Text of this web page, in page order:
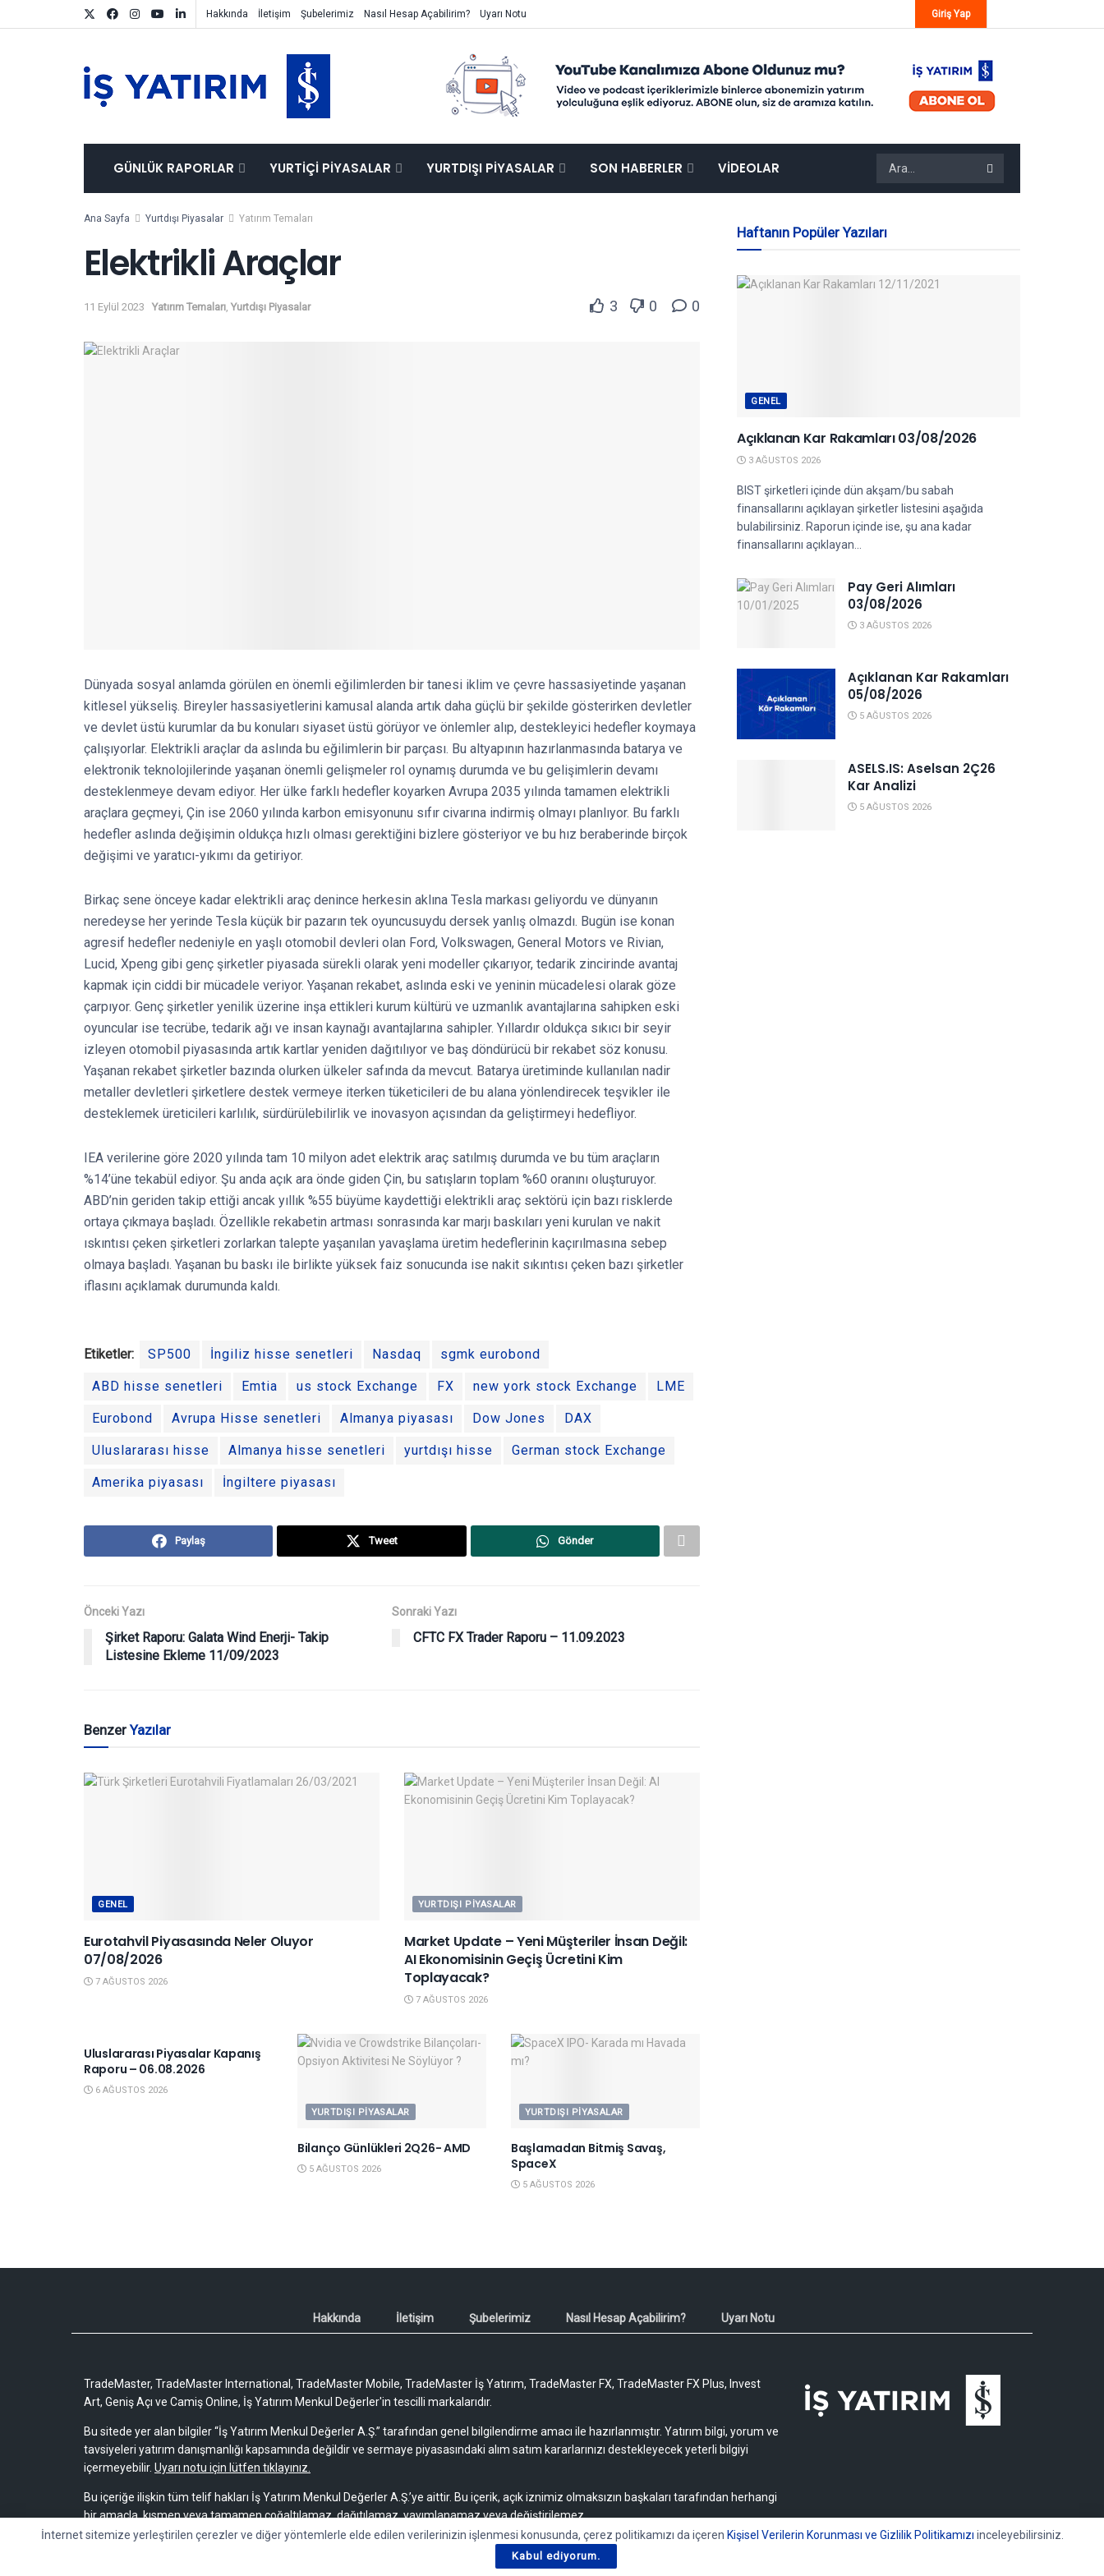
Hakkında İletişim Şubelerimiz Nasıl Hesap Açabilirim? Uyarı Notu Giriş Yap
GÜNLÜK RAPORLAR YURTIÇI PIYASALAR YURTDIŞI PIYASALAR SON HABERLER VIDEOLAR
Ana Sayfa Yurtdışı Piyasalar Yatırım Temaları
Elektrikli Araçlar
11 Eylül 2023 Yatırım Temaları Yurtdışı Piyasalar 3 0 0
Dünyada sosyal anlamda görülen en önemli eğilimlerden bir tanesi iklim ve çevre hassasiyetinde yaşanan
kitlesel yükseliş. Bireyler hassasiyetlerini kamusal alanda artık daha güçlü bir şekilde gösterirken devletler
ve devlet üstü kurumlar da bu konuları siyaset üstü görüyor ve önlemler alıp, destekleyici hedefler koymaya
çalışıyorlar. Elektrikli araçlar da aslında bu eğilimlerin bir parçası. Bu altyapının hazırlanmasında batarya ve
elektronik teknolojilerinde yaşanan önemli gelişmeler rol oynamış durumda ve bu gelişimlerin devamı
desteklenmeye devam ediyor. Her ülke farklı hedefler koyarken Avrupa 2035 yılında tamamen elektrikli
araçlara geçmeyi, Çin ise 2060 yılında karbon emisyonunu sıfır civarına indirmiş olmayı planlıyor. Bu farklı
hedefler aslında değişimin oldukça hızlı olması gerektiğini bizlere gösteriyor ve bu hız beraberinde birçok
değişimi ve yaratıcı-yıkımı da getiriyor.
Birkaç sene önceye kadar elektrikli araç denince herkesin aklına Tesla markası geliyordu ve dünyanın
neredeyse her yerinde Tesla küçük bir pazarın tek oyuncusuydu dersek yanlış olmazdı. Bugün ise konan
agresif hedefler nedeniyle en yaşlı otomobil devleri olan Ford, Volkswagen, General Motors ve Rivian,
Lucid, Xpeng gibi genç şirketler piyasada sürekli olarak yeni modeller çıkarıyor, tedarik zincirinde avantaj
kapmak için ciddi bir mücadele veriyor. Yaşanan rekabet, aslında eski ve yeninin mücadelesi olarak göze
çarpıyor. Genç şirketler yenilik üzerine inşa ettikleri kurum kültürü ve uzmanlık avantajlarına sahipken eski
oyuncular ise tecrübe, tedarik ağı ve insan kaynağı avantajlarına sahipler. Yıllardır oldukça sıkıcı bir seyir
izleyen otomobil piyasasında artık kartlar yeniden dağıtılıyor ve baş döndürücü bir rekabet söz konusu.
Yaşanan rekabet şirketler bazında olurken ülkeler safında da mevcut. Batarya üretiminde kullanılan nadir
metaller devletleri şirketlere destek vermeye iterken tüketicileri de bu alana yönlendirecek teşvikler ile
desteklemek üreticileri karlılık, sürdürülebilirlik ve inovasyon açısından da geliştirmeyi hedefliyor.
IEA verilerine göre 2020 yılında tam 10 milyon adet elektrik araç satılmış durumda ve bu tüm araçların
%14’üne tekabül ediyor. Şu anda açık ara önde giden Çin, bu satışların toplam %60 oranını oluşturuyor.
ABD’nin geriden takip ettiği ancak yıllık %55 büyüme kaydettiği elektrikli araç sektörü için bazı risklerde
ortaya çıkmaya başladı. Özellikle rekabetin artması sonrasında kar marjı baskıları yeni kurulan ve nakit
ıskıntısı çeken şirketleri zorlarkan talepte yaşanılan yavaşlama üretim hedeflerinin kaçırılmasına sebep
olmaya başladı. Yaşanan bu baskı ile birlikte yüksek faiz sonucunda ise nakit sıkıntısı çeken bazı şirketler
iflasını açıklamak durumunda kaldı.
Etiketler: SP500 İngiliz hisse senetleri Nasdaq sgmk eurobond
ABD hisse senetleri Emtia us stock Exchange FX new york stock Exchange LME
Eurobond Avrupa Hisse senetleri Almanya piyasası Dow Jones DAX
Uluslararası hisse Almanya hisse senetleri yurtdışı hisse German stock Exchange
Amerika piyasası İngiltere piyasası
Paylaş Tweet Gönder
Önceki Yazı
Şirket Raporu: Galata Wind Enerji- Takip
Listesine Ekleme 11/09/2023
Sonraki Yazı
CFTC FX Trader Raporu – 11.09.2023
BenzerYazılar
GENEL
Eurotahvil Piyasasında Neler Oluyor
07/08/2026
7 AĞUSTOS 2026
YURTDIŞI PIYASALAR
Market Update – Yeni Müşteriler İnsan Değil:
AI Ekonomisinin Geçiş Ücretini Kim
Toplayacak?
7 AĞUSTOS 2026
Uluslararası Piyasalar Kapanış
Raporu – 06.08.2026
6 AĞUSTOS 2026
YURTDIŞI PIYASALAR
Bilanço Günlükleri 2Q26- AMD
5 AĞUSTOS 2026
YURTDIŞI PIYASALAR
Başlamadan Bitmiş Savaş,
SpaceX
5 AĞUSTOS 2026
Haftanın Popüler Yazıları
GENEL
Açıklanan Kar Rakamları 03/08/2026
3 AĞUSTOS 2026
BIST şirketleri içinde dün akşam/bu sabah
finansallarını açıklayan şirketler listesini aşağıda
bulabilirsiniz. Raporun içinde ise, şu ana kadar
finansallarını açıklayan...
Pay Geri Alımları
03/08/2026
3 AĞUSTOS 2026
Açıklanan Kar Rakamları
05/08/2026
5 AĞUSTOS 2026
ASELS.IS: Aselsan 2Ç26
Kar Analizi
5 AĞUSTOS 2026
Hakkında İletişim Şubelerimiz Nasıl Hesap Açabilirim? Uyarı Notu
TradeMaster, TradeMaster International, TradeMaster Mobile, TradeMaster İş Yatırım, TradeMaster FX, TradeMaster FX Plus, Invest
Art, Geniş Açı ve Camiş Online, İş Yatırım Menkul Değerler'in tescilli markalarıdır.
Bu sitede yer alan bilgiler “İş Yatırım Menkul Değerler A.Ş.” tarafından genel bilgilendirme amacı ile hazırlanmıştır. Yatırım bilgi, yorum ve
tavsiyeleri yatırım danışmanlığı kapsamında değildir ve sermaye piyasasındaki alım satım kararlarınızı destekleyecek yeterli bilgiyi
içermeyebilir. Uyarı notu için lütfen tıklayınız.
Bu içeriğe ilişkin tüm telif hakları İş Yatırım Menkul Değerler A.Ş.’ye aittir. Bu içerik, açık iznimiz olmaksızın başkaları tarafından herhangi
bir amaçla, kısmen veya tamamen çoğaltılamaz, dağıtılamaz, yayımlanamaz veya değiştirilemez.
İnternet sitemize yerleştirilen çerezler ve diğer yöntemlerle elde edilen verilerinizin işlenmesi konusunda, çerez politikamızı da içeren Kişisel Verilerin Korunması ve Gizlilik Politikamızı inceleyebilirsiniz.
Kabul ediyorum.